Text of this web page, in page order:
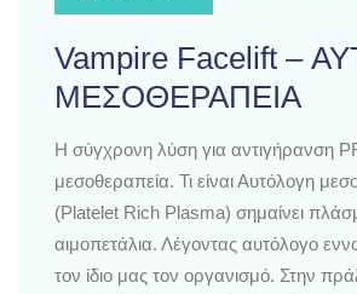
Vampire Facelift –
ΜΕΣΟΘΕΡΑΠΕIA
Η σύγχρονη λύση για αντιγήρανση
μεσοθεραπεία. Τι είναι Αυτόλογη
(Platelet Rich Plasma) σημαίνει
αιμοπετάλια. Λέγοντας αυτόλογο
τον ίδιο μας τον οργανισμό. Στην